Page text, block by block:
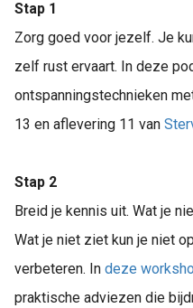
Stap 1
Zorg goed voor jezelf. Je
zelf rust ervaart. In deze
ontspanningstechnieken
13 en aflevering 11 van
Stap 2
​​​Breid je kennis uit. Wat je
Wat je niet ziet kun je niet
verbeteren. In deze
praktische adviezen die